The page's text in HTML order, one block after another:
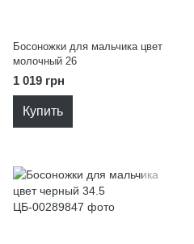
Босоножки для мальчика цвет
молочный 26
1 019 грн
Купить